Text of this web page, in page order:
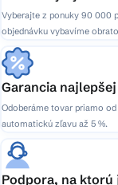
Vyberajte z ponuky 90 000
objednávku vybavíme
Garancia
Odoberáme tovar priamo
automatickú zľavu až 5 %.
Podpora, na ktorú